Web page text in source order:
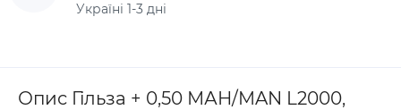
Україні 1-3 дні
Опис Гільза + 0,50 МАН/MAN L2000,